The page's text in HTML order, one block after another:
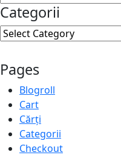
Categorii
Categorii
Pages
Blogroll
Cart
Cărți
Categorii
Checkout